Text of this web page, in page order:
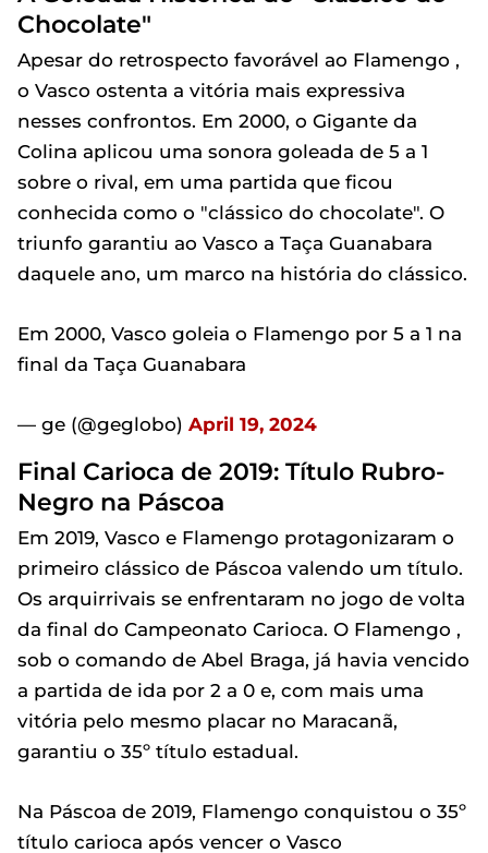
Chocolate"
Apesar do retrospecto favorável ao Flamengo ,
o Vasco ostenta a vitória mais expressiva
nesses confrontos. Em 2000, o Gigante da
Colina aplicou uma sonora goleada de 5 a 1
sobre o rival, em uma partida que ficou
conhecida como o "clássico do chocolate". O
triunfo garantiu ao Vasco a Taça Guanabara
daquele ano, um marco na história do clássico.
Em 2000, Vasco goleia o Flamengo por 5 a 1 na
final da Taça Guanabara
— ge (@geglobo) April 19, 2024
Final Carioca de 2019: Título Rubro-
Negro na Páscoa
Em 2019, Vasco e Flamengo protagonizaram o
primeiro clássico de Páscoa valendo um título.
Os arquirrivais se enfrentaram no jogo de volta
da final do Campeonato Carioca. O Flamengo ,
sob o comando de Abel Braga, já havia vencido
a partida de ida por 2 a 0 e, com mais uma
vitória pelo mesmo placar no Maracanã,
garantiu o 35º título estadual.
Na Páscoa de 2019, Flamengo conquistou o 35º
título carioca após vencer o Vasco